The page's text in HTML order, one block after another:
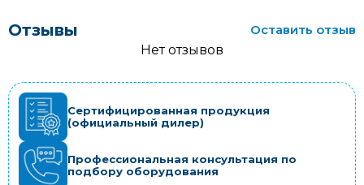
Отзывы
Оставить отзыв
Нет отзывов
Сертифицированная продукция
(официальный дилер)
Профессиональная консультация по
подбору оборудования